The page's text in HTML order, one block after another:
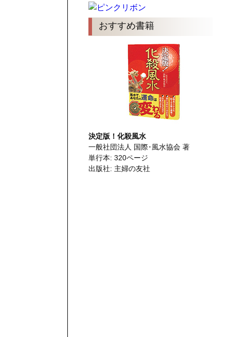
おすすめ書籍
決定版！化殺風水
一般社団法人 国際･風水協会 著
単行本: 320ページ
出版社: 主婦の友社